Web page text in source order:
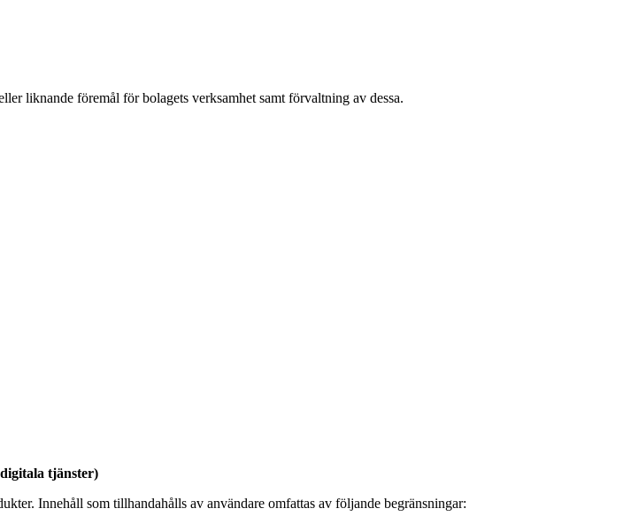
liknande föremål för bolagets verksamhet samt förvaltning av dessa.
tjänster)
Innehåll som tillhandahålls av användare omfattas av följande begränsningar: